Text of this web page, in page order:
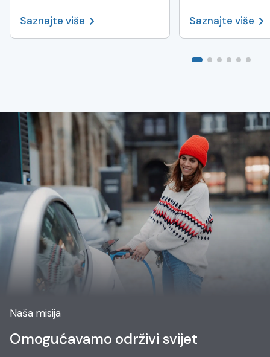
Stuttgartu
Saznajte više Saznajte više
Naša misija
Omogućavamo održivi svijet